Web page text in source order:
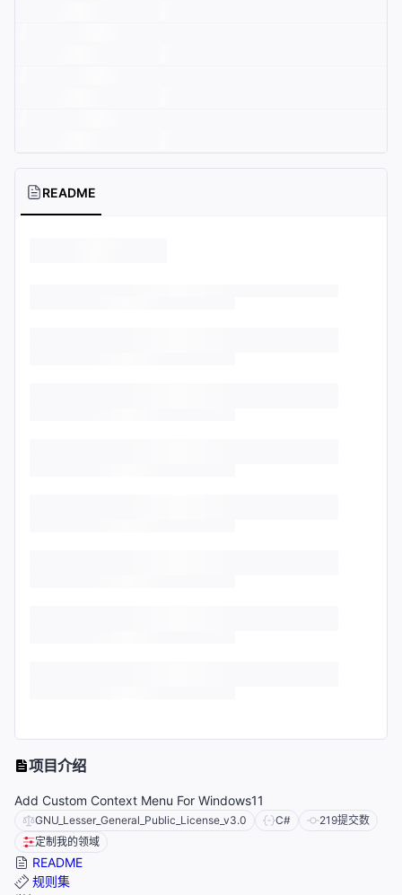
README
项目介绍
Add Custom Context Menu For Windows11
GNU_Lesser_General_Public_License_v3.0 C# 219提交数
定制我的领域
README
规则集